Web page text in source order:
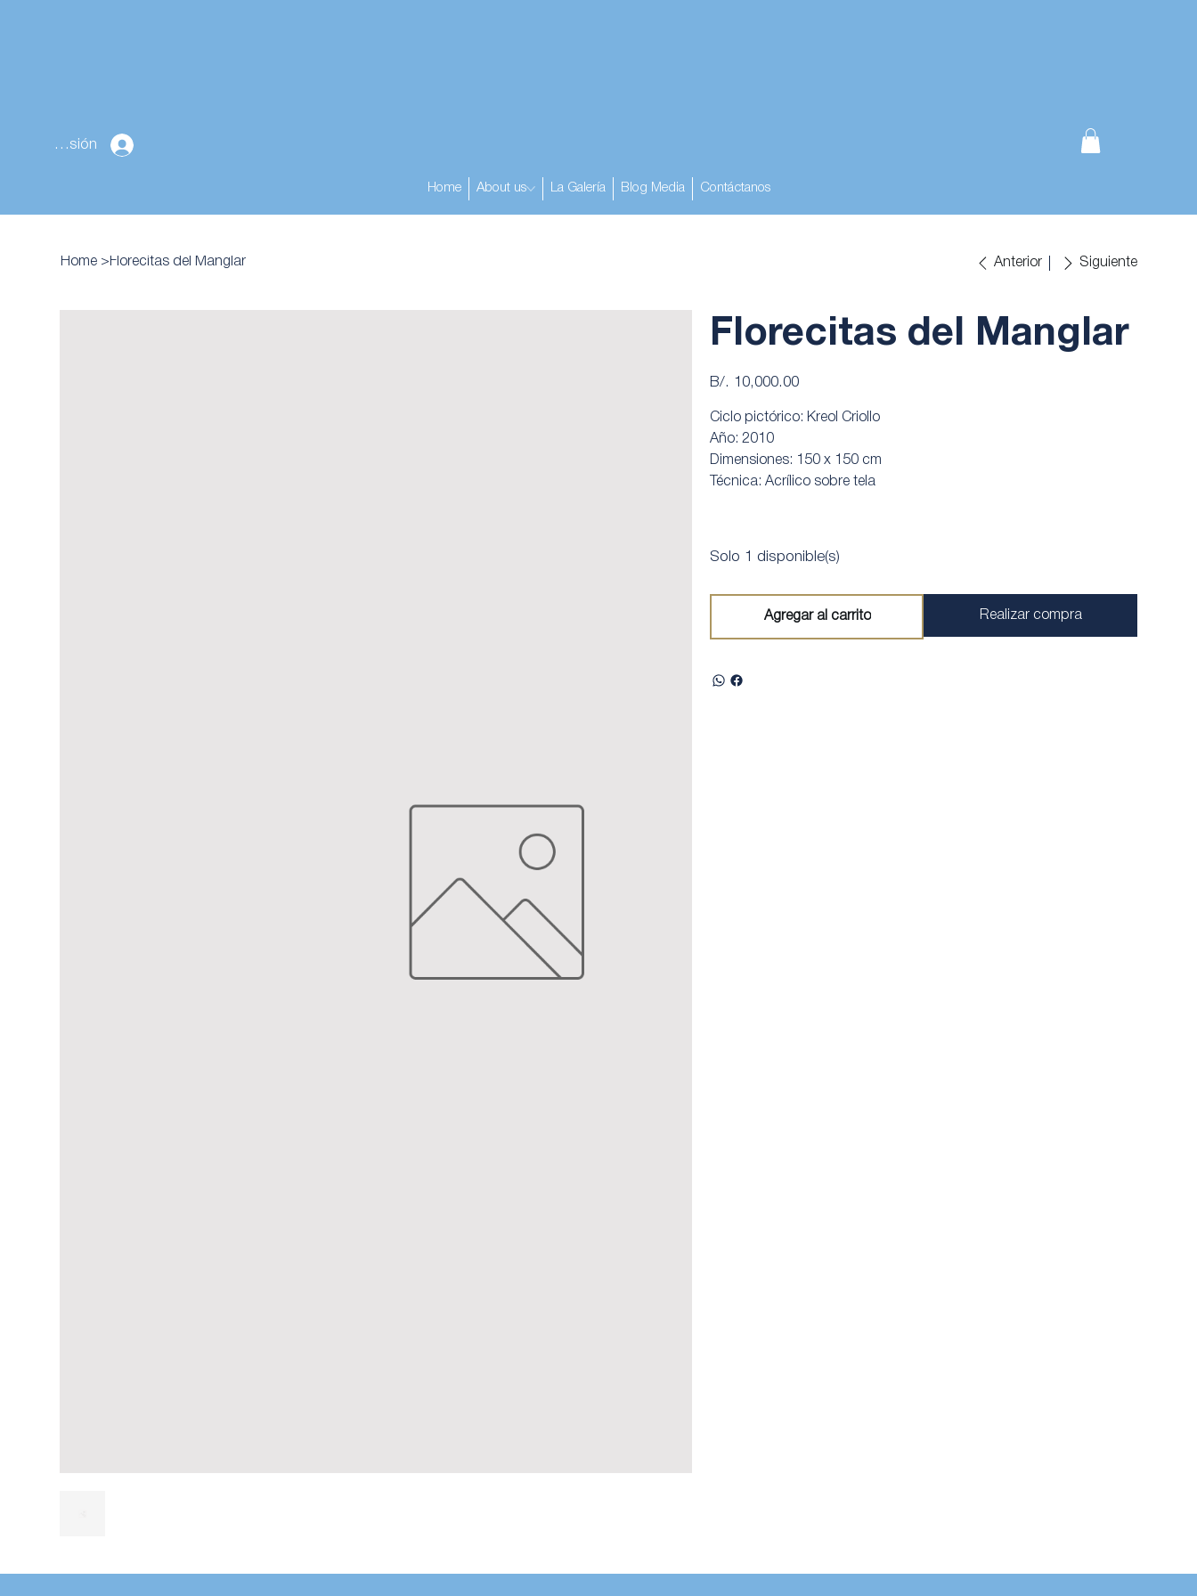
Home About us La Galería Blog Media Contáctanos
Cerrar sesión
Home > Florecitas del Manglar Anterior Siguiente
Florecitas del Manglar
Precio
B/. 10,000.00
Ciclo pictórico: Kreol Criollo
Año: 2010
Dimensiones: 150 x 150 cm
Técnica: Acrílico sobre tela
Solo 1 disponible(s)
Agregar al carrito Realizar compra